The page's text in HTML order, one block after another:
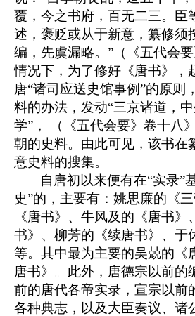
覆，今之书府，百无二三。臣
述，褒贬或从于新意，纂修须
编，先虞漏略。”（《五代会
情况下，为了修好《唐书》，
唐“诸司应送史馆事例”的原则
料的办法，发动“三京诸道，
学”， （《五代会要》卷十八
朝的史料。由此可见，该书在
意史料的搜集。
自唐初以来便有在“实录”
史”的，主要有：姚思廉的《
《唐书》、牛风及的《唐书
书》、柳芳的《续唐书》、于
等。其中最为主要的吴兢的《
唐书》。此外，唐德宗以前的
前的唐代各帝实录，宣宗以前
各种典志，以及大臣奏议、诸